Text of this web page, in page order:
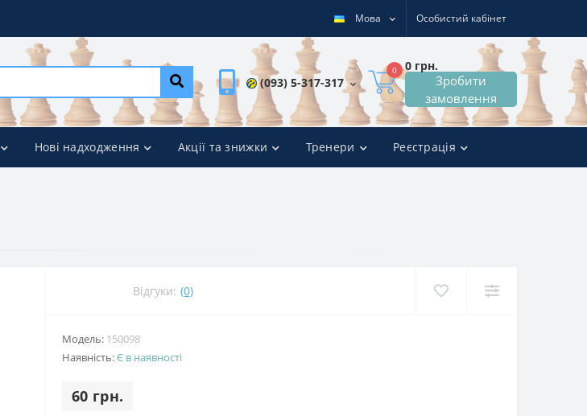
Мова Особистий кабінет
(093) 5-317-317
0 0 грн.
Зробити
замовлення
Нові надходження Акції та знижки Тренери Реєстрація
Відгуки: (0)
Модель: 150098
Наявність:Є в наявності
60 грн.